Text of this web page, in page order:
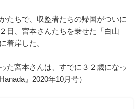
たちで、収監者たちの帰国がついに
日、宮本さんたちを乗せた「白山
に着岸した。
た宮本さんは、すでに３２歳になっ
』2020年10月号）